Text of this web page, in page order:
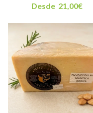
Desde 21,00€